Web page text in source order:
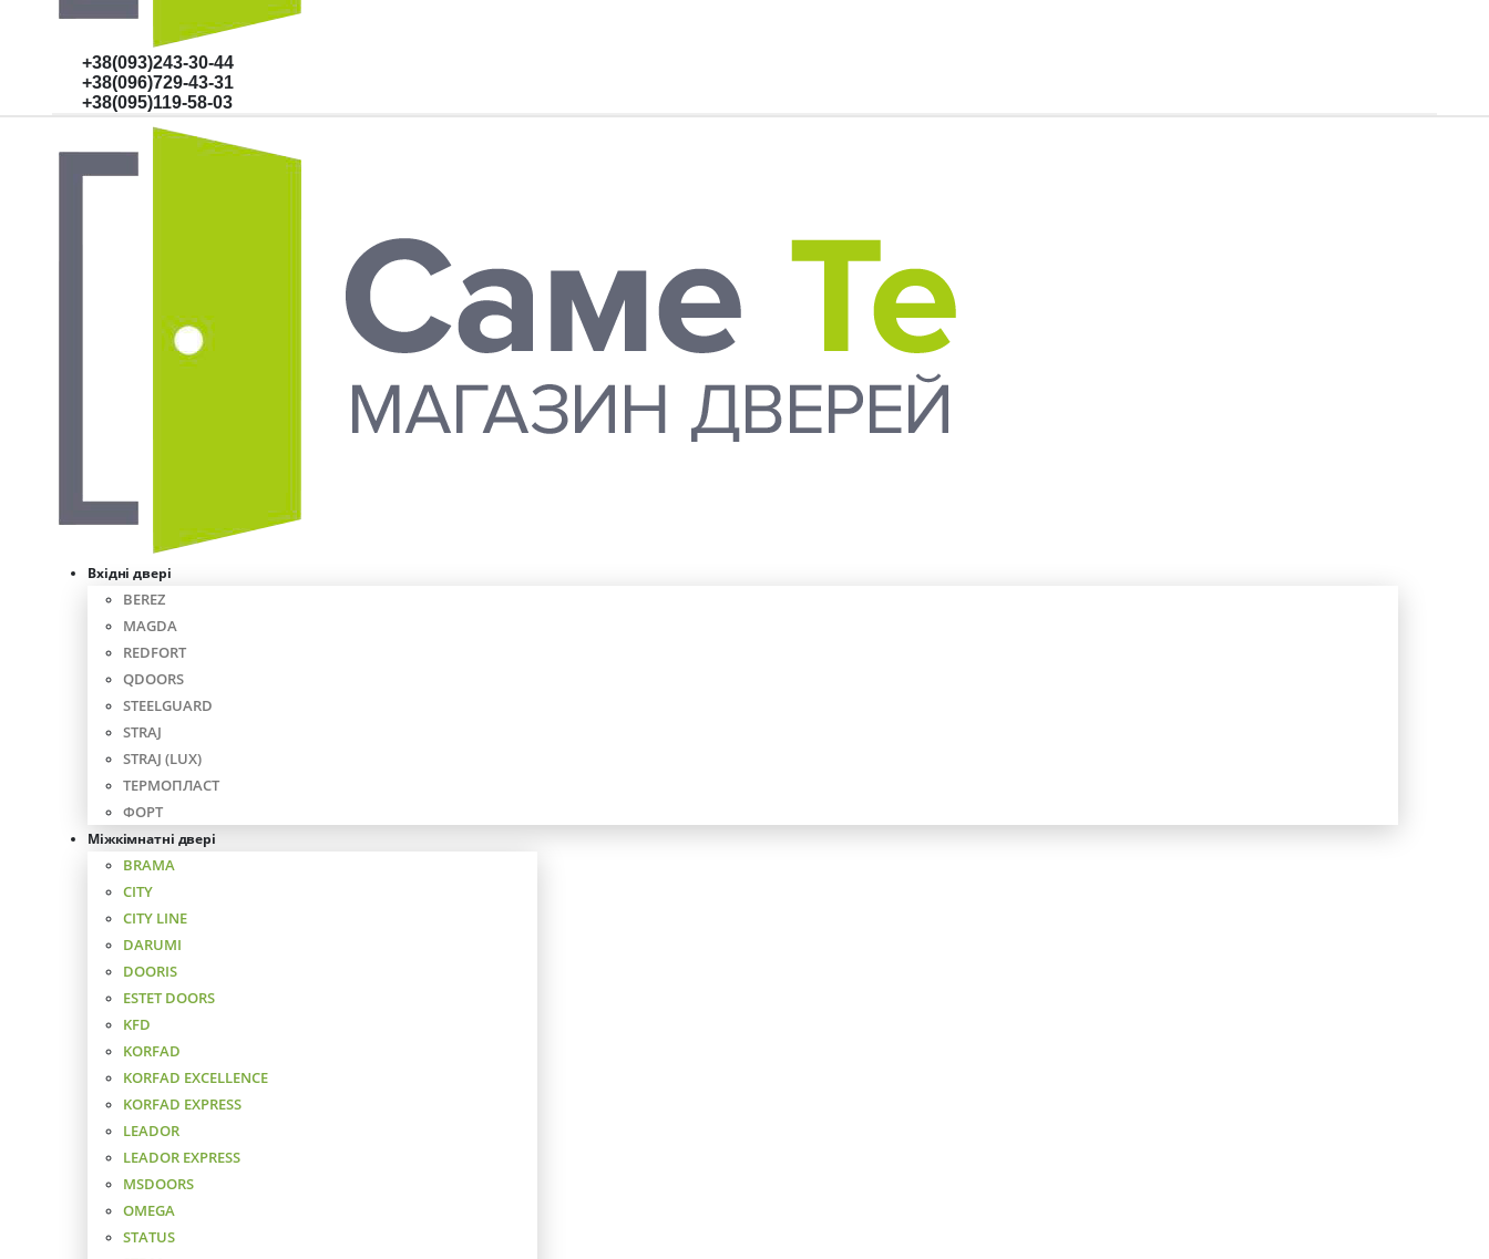
+38(093)243-30-44
+38(096)729-43-31
+38(095)119-58-03
Вхідні двері
BEREZ
MAGDA
REDFORT
QDOORS
STEELGUARD
STRAJ
STRAJ (LUX)
ТЕРМОПЛАСТ
ФОРТ
Міжкімнатні двері
BRAMA
CITY
CITY LINE
DARUMI
DOORIS
ESTET DOORS
KFD
KORFAD
KORFAD EXCELLENCE
KORFAD EXPRESS
LEADOR
LEADOR EXPRESS
MSDOORS
OMEGA
STATUS